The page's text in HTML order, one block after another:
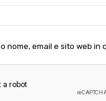
nome, email e sito web